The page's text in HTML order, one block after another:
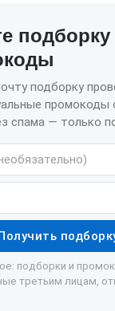
подборку
подборку
промокоды
спама — только
подборки и
третьим лицам,